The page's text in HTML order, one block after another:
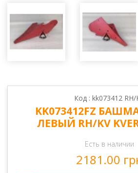
Код : kk073412 RH/
KK073412FZ
ЛЕВЫЙ RH/KV
Есть в наличии
2181.00